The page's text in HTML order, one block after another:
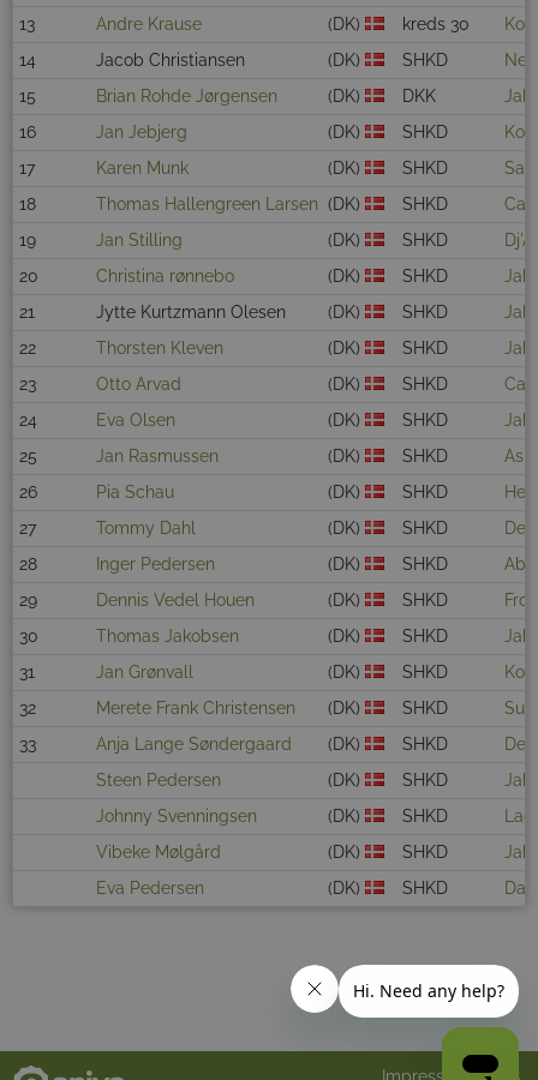
13
Andre Krause (DK) kreds 30
14
Jacob Christiansen (DK) SHKD
15
Brian Rohde Jørgensen (DK) DKK
16
Jan Jebjerg (DK) SHKD
17
Karen Munk (DK) SHKD
18
Thomas Hallengreen Larsen (DK) SHKD
19
Jan Stilling (DK) SHKD
20
Christina rønnebo (DK) SHKD
21
Jytte Kurtzmann Olesen (DK) SHKD
22
Thorsten Kleven (DK) SHKD
23
Otto Arvad (DK) SHKD
24
Eva Olsen (DK) SHKD
25
Jan Rasmussen (DK) SHKD
26
Pia Schau (DK) SHKD
27
Tommy Dahl (DK) SHKD
28
Inger Pedersen (DK) SHKD
29
Dennis Vedel Houen (DK) SHKD
30
Thomas Jakobsen (DK) SHKD
31
Jan Grønvall (DK) SHKD
32
Merete Frank Christensen (DK) SHKD
33
Anja Lange Søndergaard (DK) SHKD
Steen Pedersen
(DK) SHKD
Johnny Svenningsen
(DK) SHKD
Vibeke Mølgård
(DK) SHKD
Eva Pedersen
(DK) SHKD